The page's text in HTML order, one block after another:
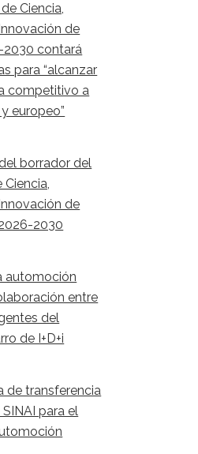
Ciencia,
de
2030 contará
para “alcanzar
competitivo a
europeo”
borrador del
Ciencia,
de
2030
automoción
entre
del
de I+D+i
de transferencia
para el